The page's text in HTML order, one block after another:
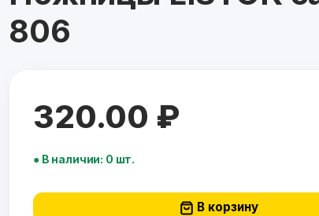
806
320.00 ₽
● В наличии: 0 шт.
В корзину